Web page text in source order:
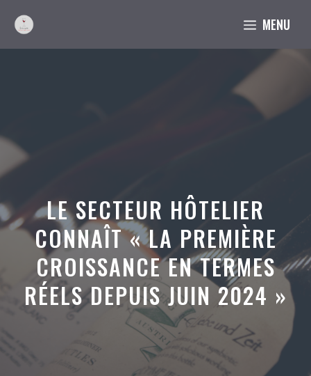
contenu
MENU
LE SECTEUR HÔTELIER
CONNAÎT « LA PREMIÈRE
CROISSANCE EN TERMES
RÉELS DEPUIS JUIN 2024 »